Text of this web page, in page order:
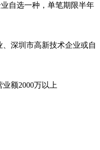
自选一种，单笔期限半年
、深圳市高新技术企业或自
额2000万以上